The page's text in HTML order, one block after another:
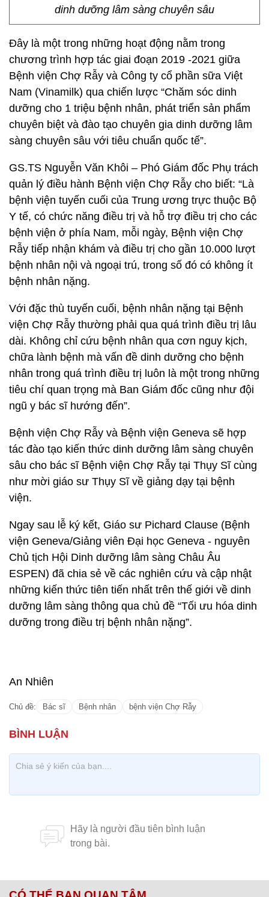
dinh dưỡng lâm sàng chuyên sâu
Đây là một trong những hoạt động nằm trong
chương trình hợp tác giai đoạn 2019 -2021 giữa
Bệnh viện Chợ Rẫy và Công ty cổ phần sữa Việt
Nam (Vinamilk) qua chiến lược “Chăm sóc dinh
dưỡng cho 1 triệu bệnh nhân, phát triển sản phẩm
chuyên biệt và đào tạo chuyên gia dinh dưỡng lâm
sàng chuyên sâu với tiêu chuẩn quốc tế”.
GS.TS Nguyễn Văn Khôi – Phó Giám đốc Phụ trách
quản lý điều hành Bệnh viện Chợ Rẫy cho biết: “Là
bệnh viện tuyến cuối của Trung ương trực thuộc Bộ
Y tế, có chức năng điều trị và hỗ trợ điều trị cho các
bệnh viện ở phía Nam, mỗi ngày, Bệnh viện Chợ
Rẫy tiếp nhận khám và điều trị cho gần 10.000 lượt
bệnh nhân nội và ngoại trú, trong số đó có không ít
bệnh nhân nặng.
Với đặc thù tuyến cuối, bệnh nhân nặng tại Bệnh
viện Chợ Rẫy thường phải qua quá trình điều trị lâu
dài. Không chỉ cứu bệnh nhân qua cơn nguy kịch,
chữa lành bệnh mà vấn đề dinh dưỡng cho bệnh
nhân trong quá trình điều trị luôn là một trong những
tiêu chí quan trọng mà Ban Giám đốc cũng như đội
ngũ y bác sĩ hướng đến”.
Bệnh viện Chợ Rẫy và Bệnh viện Geneva sẽ hợp
tác đào tạo kiến thức dinh dưỡng lâm sàng chuyên
sâu cho bác sĩ Bệnh viện Chợ Rẫy tại Thụy Sĩ cùng
như mời giáo sư Thụy Sĩ về giảng dạy tại bệnh
viện.
Ngay sau lễ ký kết, Giáo sư Pichard Clause (Bệnh
viện Geneva/Giảng viên Đại học Geneva - nguyên
Chủ tịch Hội Dinh dưỡng lâm sàng Châu Âu
ESPEN) đã chia sẻ về các nghiên cứu và cập nhật
những kiến thức tiên tiến nhất trên thế giới về dinh
dưỡng lâm sàng thông qua chủ đề “Tối ưu hóa dinh
dưỡng trong điều trị bệnh nhân nặng”.
An Nhiên
Chủ đề: Bác sĩ Bệnh nhân bệnh viện Chợ Rẫy